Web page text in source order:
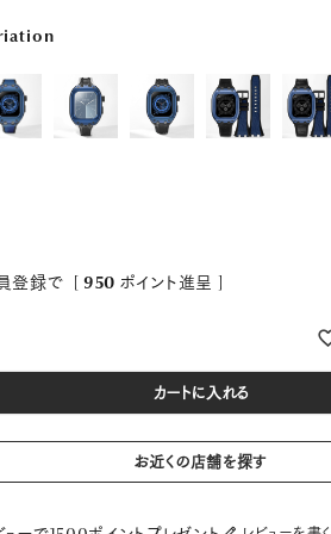
登録で [ 950 ポイント進呈 ]
カートに入れる
お近くの店舗を探す